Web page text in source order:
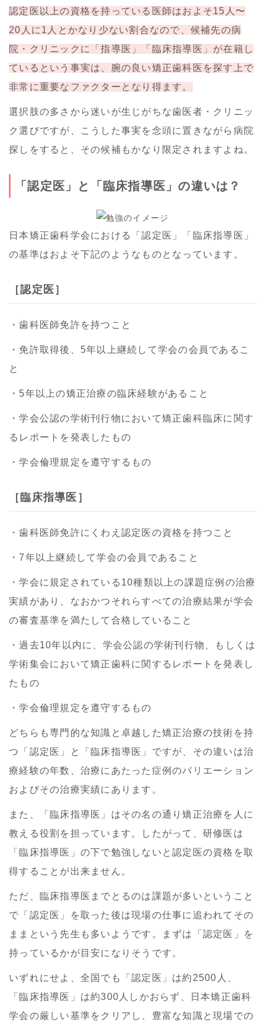
認定医以上の資格を持っている医師はおよそ15人〜
20人に1人とかなり少ない割合なので、候補先の病
院・クリニックに「指導医」「臨床指導医」が在籍し
ているという事実は、腕の良い矯正歯科医を探す上で
非常に重要なファクターとなり得ます。
選択肢の多さから迷いが生じがちな歯医者・クリニッ
ク選びですが、こうした事実を念頭に置きながら病院
探しをすると、その候補もかなり限定されますよね。
「認定医」と「臨床指導医」の違いは？
日本矯正歯科学会における「認定医」「臨床指導医」
の基準はおよそ下記のようなものとなっています。
［認定医］
・歯科医師免許を持つこと
・免許取得後、5年以上継続して学会の会員であるこ
と
・5年以上の矯正治療の臨床経験があること
・学会公認の学術刊行物において矯正歯科臨床に関す
るレポートを発表したもの
・学会倫理規定を遵守するもの
［臨床指導医］
・歯科医師免許にくわえ認定医の資格を持つこと
・7年以上継続して学会の会員であること
・学会に規定されている10種類以上の課題症例の治療
実績があり、なおかつそれらすべての治療結果が学会
の審査基準を満たして合格していること
・過去10年以内に、学会公認の学術刊行物、もしくは
学術集会において矯正歯科に関するレポートを発表し
たもの
・学会倫理規定を遵守するもの
どちらも専門的な知識と卓越した矯正治療の技術を持
つ「認定医」と「臨床指導医」ですが、その違いは治
療経験の年数、治療にあたった症例のバリエーション
およびその治療実績にあります。
また、「臨床指導医」はその名の通り矯正治療を人に
教える役割を担っています。したがって、研修医は
「臨床指導医」の下で勉強しないと認定医の資格を取
得することが出来ません。
ただ、臨床指導医までとるのは課題が多いということ
で「認定医」を取った後は現場の仕事に追われてその
ままという先生も多いようです。まずは「認定医」を
持っているかが目安になりそうです。
いずれにせよ、全国でも「認定医」は約2500人、
「臨床指導医」は約300人しかおらず、日本矯正歯科
学会の厳しい基準をクリアし、豊富な知識と現場での